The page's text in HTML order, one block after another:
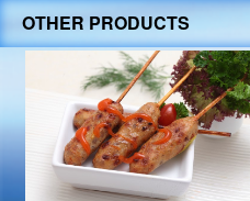
OTHER PRODUCTS